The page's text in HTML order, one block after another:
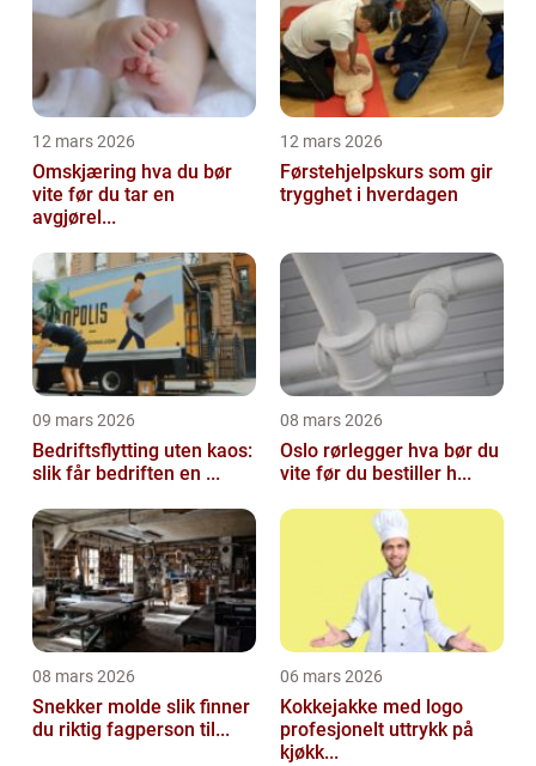
12 mars 2026
Omskjæring hva du bør
vite før du tar en
avgjørel...
12 mars 2026
Førstehjelpskurs som gir
trygghet i hverdagen
09 mars 2026
Bedriftsflytting uten kaos:
slik får bedriften en ...
08 mars 2026
Oslo rørlegger hva bør du
vite før du bestiller h...
08 mars 2026
Snekker molde slik finner
du riktig fagperson til...
06 mars 2026
Kokkejakke med logo
profesjonelt uttrykk på
kjøkk...